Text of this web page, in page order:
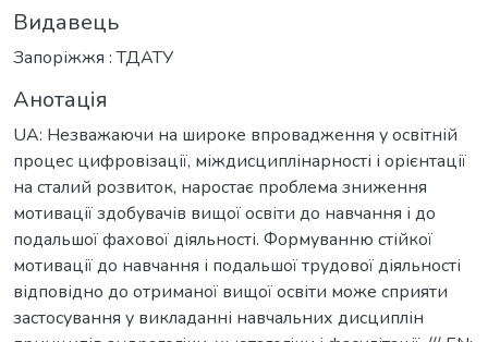
Видавець
Запоріжжя : ТДАТУ
Анотація
UA: Незважаючи на широке впровадження у освітній
процес цифровізації, міждисциплінарності і орієнтації
на сталий розвиток, наростає проблема зниження
мотивації здобувачів вищої освіти до навчання і до
подальшої фахової діяльності. Формуванню стійкої
мотивації до навчання і подальшої трудової діяльності
відповідно до отриманої вищої освіти може сприяти
застосування у викладанні навчальних дисциплін